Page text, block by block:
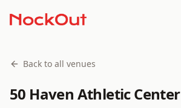
Back to all venues
50 Haven Athletic Center